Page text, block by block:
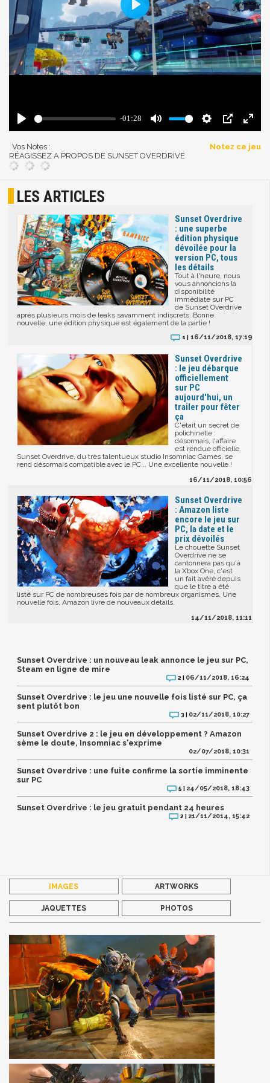
Vos Notes :
Notez ce jeu
RÉAGISSEZ A PROPOS DE SUNSET OVERDRIVE
LES ARTICLES
Sunset Overdrive
: une superbe
édition physique
dévoilée pour la
version PC, tous
les détails
Tout à l'heure, nous
vous annoncions la
disponibilité
immédiate sur PC
de Sunset Overdrive
après plusieurs mois de leaks savamment indiscrets. Bonne
nouvelle, une édition physique est également de la partie !
1 | 16/11/2018, 17:19
Sunset Overdrive
: le jeu débarque
officiellement
sur PC
aujourd'hui, un
trailer pour fêter
ça
C'était un secret de
polichinelle :
désormais, l'affaire
est rendue officielle.
Sunset Overdrive, du très talentueux studio Insomniac Games, se
rend désormais compatible avec le PC... Une excellente nouvelle !
16/11/2018, 10:56
Sunset Overdrive
: Amazon liste
encore le jeu sur
PC, la date et le
prix dévoilés
Le chouette Sunset
Overdrive ne se
cantonnera pas qu'à
la Xbox One, c'est
un fait avéré depuis
que le titre a été
listé sur PC de nombreuses fois par de nombreux organismes. Une
nouvelle fois, Amazon livre de nouveaux détails.
14/11/2018, 11:11
Sunset Overdrive : un nouveau leak annonce le jeu sur PC,
Steam en ligne de mire
2 | 06/11/2018, 16:24
Sunset Overdrive : le jeu une nouvelle fois listé sur PC, ça
sent plutôt bon
3 | 02/11/2018, 10:27
Sunset Overdrive 2 : le jeu en développement ? Amazon
sème le doute, Insomniac s'exprime
02/07/2018, 10:31
Sunset Overdrive : une fuite confirme la sortie imminente
sur PC
5 | 24/05/2018, 18:43
Sunset Overdrive : le jeu gratuit pendant 24 heures
2 | 21/11/2014, 15:42
IMAGES ARTWORKS
JAQUETTES PHOTOS